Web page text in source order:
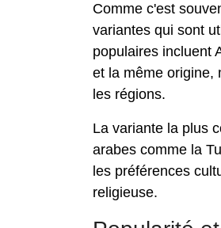
Comme c'est
variantes qui sont
populaires incluent
et la même origine,
les régions.
La variante la plus
arabes comme la
les préférences
religieuse.